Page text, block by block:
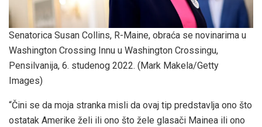
Senatorica Susan Collins, R-Maine, obraća se novinarima u
Washington Crossing Innu u Washington Crossingu,
Pensilvanija, 6. studenog 2022. (Mark Makela/Getty
Images)
“Čini se da moja stranka misli da ovaj tip predstavlja ono što
ostatak Amerike želi ili ono što žele glasači Mainea ili ono